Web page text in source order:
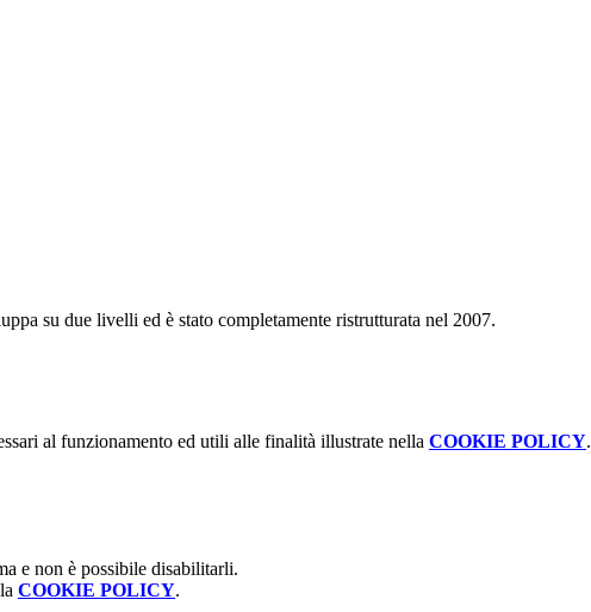
su due livelli ed è stato completamente ristrutturata nel 2007.
al funzionamento ed utili alle finalità illustrate nella COOKIE POLICY.
e non è possibile disabilitarli.
COOKIE POLICY.